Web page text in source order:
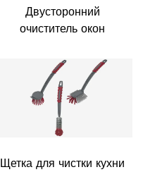
Двусторонний
очиститель окон
Щетка для чистки кухни